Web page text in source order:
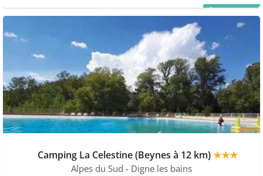
Camping La Celestine (Beynes à 12 km)★★★
Alpes du Sud - Digne les bains